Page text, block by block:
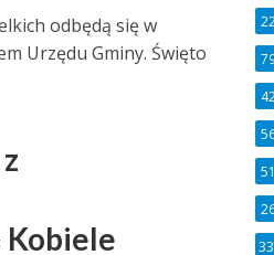
odbędą się w
Urzędu Gminy. Święto
Kobiele
51